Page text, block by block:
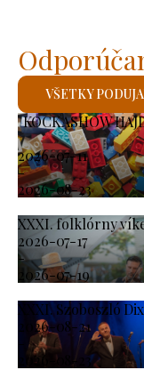
KOCKASHOW
2026-07-11
-
2026-08-23
XXXI. folklórny
2026-07-17
-
2026-07-19
XXXI. Szoboszló
2026-08-21
-
2026-08-23
VŠETKY